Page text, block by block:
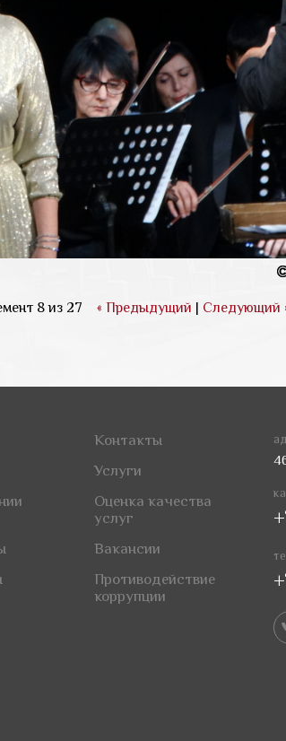
8 из 27 « Предыдущий | Следующий
Контакты
Услуги
Оценка качества
услуг
Вакансии
Противодействие
коррупции